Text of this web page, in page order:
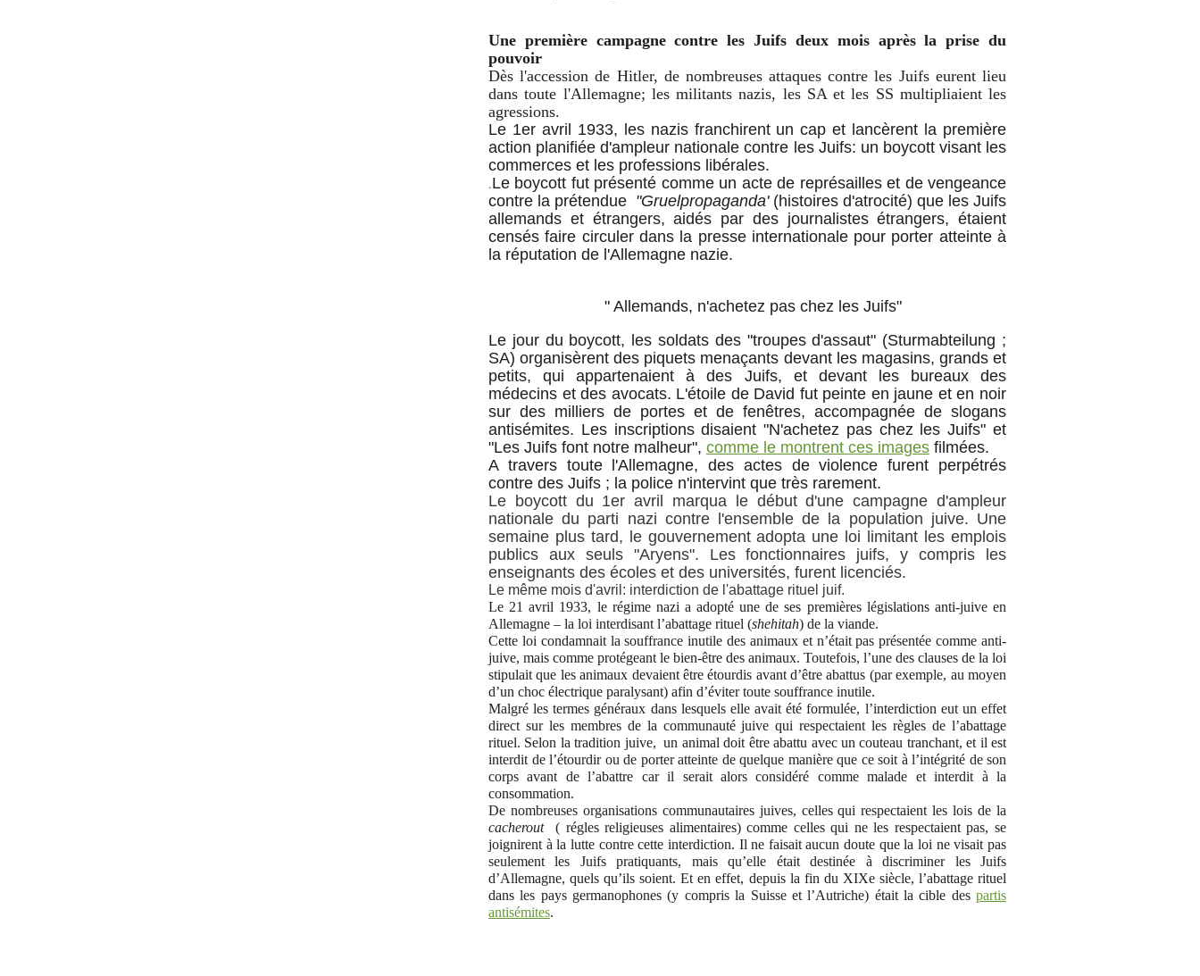
Une première campagne contre les Juifs deux mois après la prise du
pouvoir
Dès l'accession de Hitler, de nombreuses attaques contre les Juifs eurent lieu
dans toute l'Allemagne; les militants nazis, les SA et les SS multipliaient les
agressions.
Le 1er avril 1933, les nazis franchirent un cap et lancèrent la première
action planifiée d'ampleur nationale contre les Juifs: un boycott visant les
commerces et les professions libérales.
.Le boycott fut présenté comme un acte de représailles et de vengeance
contre la prétendue "Gruelpropaganda'(histoires d'atrocité) que les Juifs
allemands et étrangers, aidés par des journalistes étrangers, étaient
censés faire circuler dans la presse internationale pour porter atteinte à
la réputation de l'Allemagne nazie.
" Allemands, n'achetez pas chez les Juifs"
Le jour du boycott, les soldats des "troupes d'assaut" (Sturmabteilung ;
SA) organisèrent des piquets menaçants devant les magasins, grands et
petits, qui appartenaient à des Juifs, et devant les bureaux des
médecins et des avocats. L'étoile de David fut peinte en jaune et en noir
sur des milliers de portes et de fenêtres, accompagnée de slogans
antisémites. Les inscriptions disaient "N'achetez pas chez les Juifs" et
"Les Juifs font notre malheur", comme le montrent ces images filmées.
A travers toute l'Allemagne, des actes de violence furent perpétrés
contre des Juifs ; la police n'intervint que très rarement.
Le boycott du 1er avril marqua le début d'une campagne d'ampleur
nationale du parti nazi contre l'ensemble de la population juive. Une
semaine plus tard, le gouvernement adopta une loi limitant les emplois
publics aux seuls "Aryens". Les fonctionnaires juifs, y compris les
enseignants des écoles et des universités, furent licenciés.
Le même mois d'avril: interdiction de l'abattage rituel juif.
Le 21 avril 1933, le régime nazi a adopté une de ses premières législations anti-juive en
Allemagne – la loi interdisant l’abattage rituel (shehitah) de la viande.
Cette loi condamnait la souffrance inutile des animaux et n’était pas présentée comme anti-
juive, mais comme protégeant le bien-être des animaux. Toutefois, l’une des clauses de la loi
stipulait que les animaux devaient être étourdis avant d’être abattus (par exemple, au moyen
d’un choc électrique paralysant) afin d’éviter toute souffrance inutile.
Malgré les termes généraux dans lesquels elle avait été formulée, l’interdiction eut un effet
direct sur les membres de la communauté juive qui respectaient les règles de l’abattage
rituel. Selon la tradition juive, un animal doit être abattu avec un couteau tranchant, et il est
interdit de l’étourdir ou de porter atteinte de quelque manière que ce soit à l’intégrité de son
corps avant de l’abattre car il serait alors considéré comme malade et interdit à la
consommation.
De nombreuses organisations communautaires juives, celles qui respectaient les lois de la
cacherout( régles religieuses alimentaires) comme celles qui ne les respectaient pas, se
joignirent à la lutte contre cette interdiction. Il ne faisait aucun doute que la loi ne visait pas
seulement les Juifs pratiquants, mais qu’elle était destinée à discriminer les Juifs
d’Allemagne, quels qu’ils soient. Et en effet, depuis la fin du XIXe siècle, l’abattage rituel
dans les pays germanophones (y compris la Suisse et l’Autriche) était la cible des partis
antisémites.